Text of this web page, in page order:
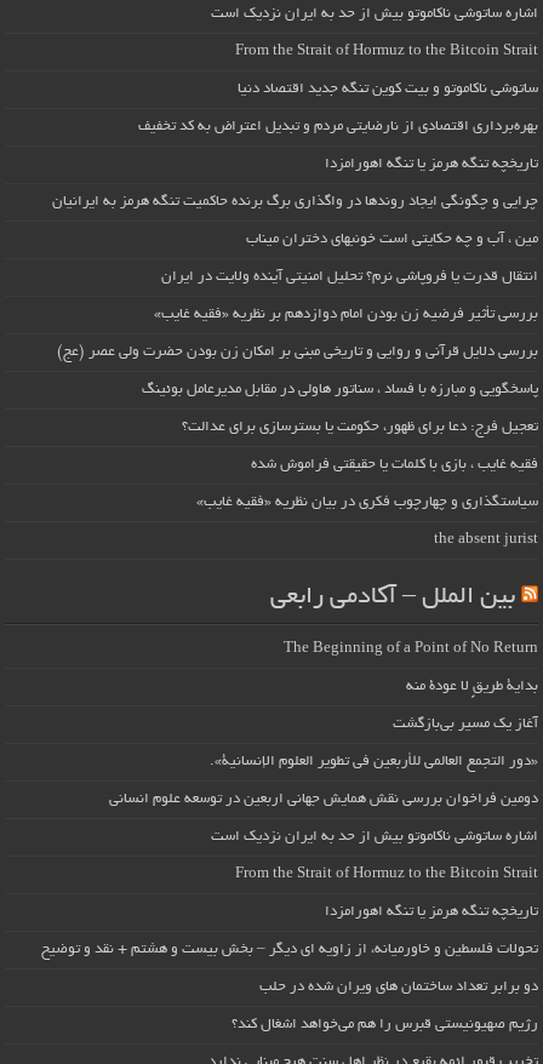
اشاره ساتوشی ناکاموتو بیش از حد به ایران نزدیک است
From the Strait of Hormuz to the Bitcoin Strait
ساتوشی ناکاموتو و بیت کوین تنگه جدید اقتصاد دنیا
بهره‌برداری اقتصادی از نارضایتی مردم و تبدیل اعتراض به کد تخفیف
تاریخچه تنگه هرمز یا تنگه اهورامزدا
چرایی و چگونگی ایجاد روندها در واگذاری برگ برنده حاکمیت تنگه هرمز به ایرانیان
مین ، آب و چه حکایتی است خونبهای دختران میناب
انتقال قدرت یا فروپاشی نرم؟ تحلیل امنیتی آینده ولایت در ایران
بررسی تأثیر فرضیه زن بودن امام دوازدهم بر نظریه «فقیه غایب»
بررسی دلایل قرآنی و روایی و تاریخی مبنی بر امکان زن بودن حضرت ولی عصر (عج)
پاسخگویی و مبارزه با فساد ، سناتور هاولی در مقابل مدیرعامل بوئینگ
تعجیل فرج: دعا برای ظهور، حکومت یا بسترسازی برای عدالت؟
فقیه غایب ، بازی با کلمات یا حقیقتی فراموش شده
سیاستگذاری و چهارچوب فکری در بیان نظریه «فقیه غایب»
the absent jurist
بین الملل – آکادمی رابعی
The Beginning of a Point of No Return
بداية طريقٍ لا عودة منه
آغاز یک مسیر بی‌بازگشت
«دور التجمع العالمي للأربعين في تطوير العلوم الإنسانية».
دومین فراخوان بررسی نقش همایش جهانی اربعین در توسعه علوم انسانی
اشاره ساتوشی ناکاموتو بیش از حد به ایران نزدیک است
From the Strait of Hormuz to the Bitcoin Strait
تاریخچه تنگه هرمز یا تنگه اهورامزدا
تحولات فلسطین و خاورمیانه، از زاویه ای دیگر – بخش بیست و هشتم + نقد و توضیح
دو برابر تعداد ساختمان های ویران شده در حلب
رژیم صهیونیستی قبرس را هم می‌خواهد اشغال کند؟